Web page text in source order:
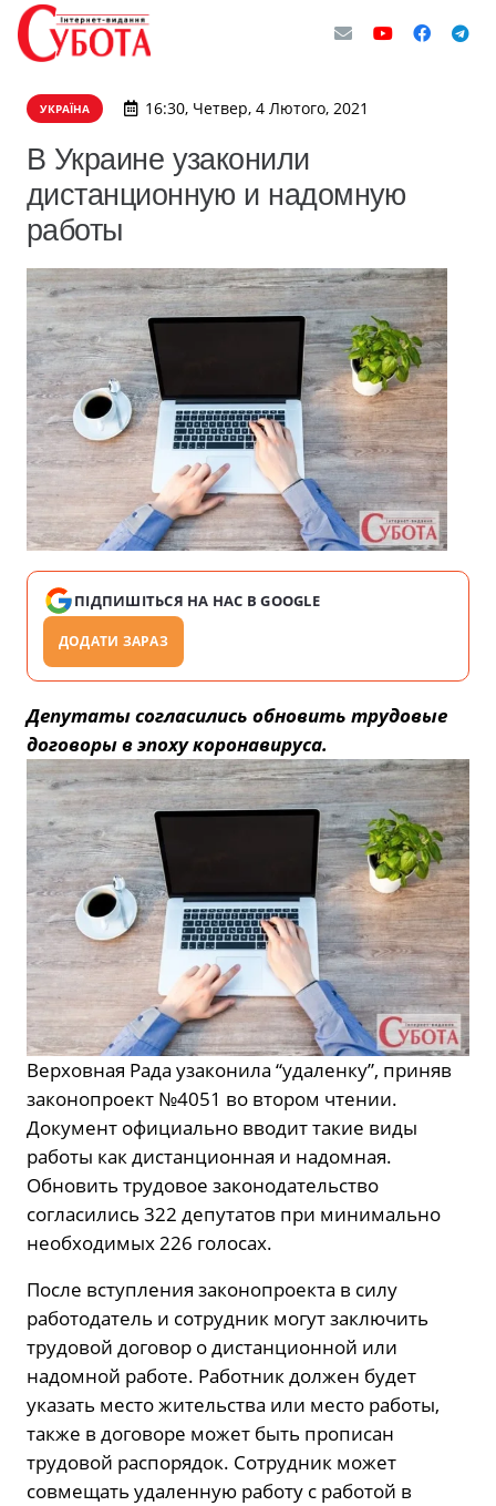
УКРАЇНА 16:30, Четвер, 4 Лютого, 2021
В Украине узаконили
дистанционную и надомную
работы
ПІДПИШІТЬСЯ НА НАС В GOOGLE
ДОДАТИ ЗАРАЗ
Депутаты согласились обновить трудовые
договоры в эпоху коронавируса.
Верховная Рада узаконила “удаленку”, приняв
законопроект №4051 во втором чтении.
Документ официально вводит такие виды
работы как дистанционная и надомная.
Обновить трудовое законодательство
согласились 322 депутатов при минимально
необходимых 226 голосах.
После вступления законопроекта в силу
работодатель и сотрудник могут заключить
трудовой договор о дистанционной или
надомной работе. Работник должен будет
указать место жительства или место работы,
также в договоре может быть прописан
трудовой распорядок. Сотрудник может
совмещать удаленную работу с работой в